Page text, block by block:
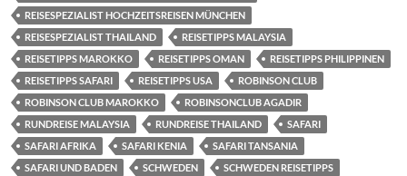
REISESPEZIALIST HOCHZEITSREISEN MÜNCHEN
REISESPEZIALIST THAILAND
REISETIPPS MALAYSIA
REISETIPPS MAROKKO
REISETIPPS OMAN
REISETIPPS PHILIPPINEN
REISETIPPS SAFARI
REISETIPPS USA
ROBINSON CLUB
ROBINSON CLUB MAROKKO
ROBINSONCLUB AGADIR
RUNDREISE MALAYSIA
RUNDREISE THAILAND
SAFARI
SAFARI AFRIKA
SAFARI KENIA
SAFARI TANSANIA
SAFARI UND BADEN
SCHWEDEN
SCHWEDEN REISETIPPS